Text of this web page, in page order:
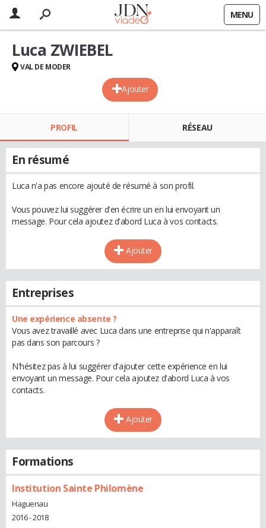
MENU
Ajouter
Luca ZWIEBEL
VAL DE MODER
PROFIL RÉSEAU
En résumé
Luca n'a pas encore ajouté de résumé à son profil.
Vous pouvez lui suggérer d'en écrire un en lui envoyant un
message. Pour cela ajoutez d'abord Luca à vos contacts.
Ajouter
Entreprises
Une expérience absente ?
Vous avez travaillé avec Luca dans une entreprise qui n'apparaît
pas dans son parcours ?
N'hésitez pas à lui suggérer d'ajouter cette expérience en lui
envoyant un message. Pour cela ajoutez d'abord Luca à vos
contacts.
Ajouter
Formations
Institution Sainte Philomène
Haguenau
2016 - 2018